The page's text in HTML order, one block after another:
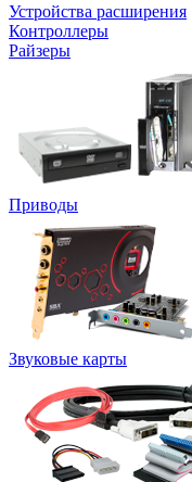
Устройства расширения
Контроллеры
Райзеры
Приводы
Звуковые карты